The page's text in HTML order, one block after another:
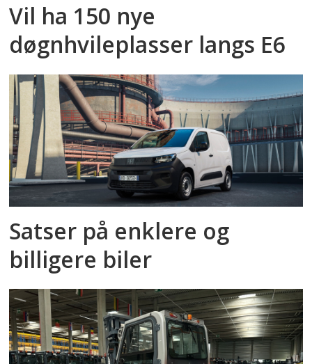
Vil ha 150 nye
døgnhvileplasser langs E6
Satser på enklere og
billigere biler